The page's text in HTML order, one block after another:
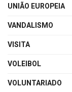
UNIÃO EUROPEIA
VANDALISMO
VISITA
VOLEIBOL
VOLUNTARIADO